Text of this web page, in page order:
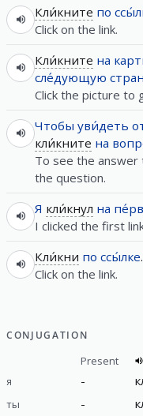
Кли́кните по
Click on the link.
Кли́кните на
сле́дующую
Click the picture to
Чтобы уви́деть
кли́кните на
To see the answer
the question.
Я кли́кнул на
I clicked the first
Кли́кни по ссы́лке.
Click on the link.
CONJUGATION
Present
я
-
ты -